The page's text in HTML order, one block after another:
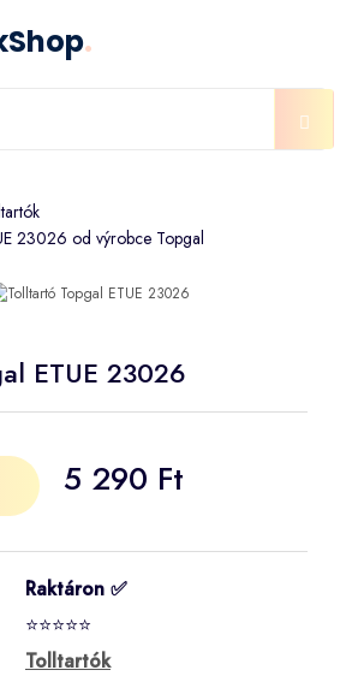
.
23026 od výrobce Topgal
ETUE 23026
5 290 Ft
Raktáron ✅
⭐⭐⭐⭐⭐
Tolltartók